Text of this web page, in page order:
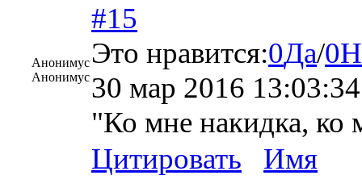
Анонимус
Анонимус
#15
Это нравится:0Да/0
30 мар 2016 13:03:34
"Ко мне накидка,
Цитировать
Имя